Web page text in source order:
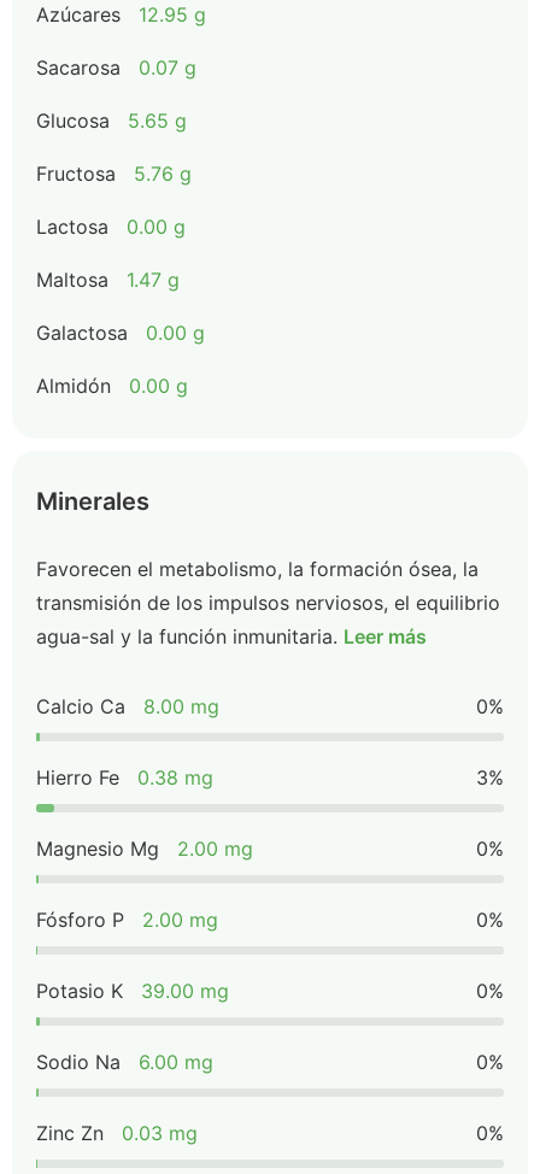
Azúcares 12.95 g
Sacarosa 0.07 g
Glucosa 5.65 g
Fructosa 5.76 g
Lactosa 0.00 g
Maltosa 1.47 g
Galactosa 0.00 g
Almidón 0.00 g
Minerales
Favorecen el metabolismo, la formación ósea, la
transmisión de los impulsos nerviosos, el equilibrio
agua-sal y la función inmunitaria. Leer más
Calcio Ca 8.00 mg 0%
Hierro Fe 0.38 mg 3%
Magnesio Mg 2.00 mg 0%
Fósforo P 2.00 mg 0%
Potasio K 39.00 mg 0%
Sodio Na 6.00 mg 0%
Zinc Zn 0.03 mg 0%